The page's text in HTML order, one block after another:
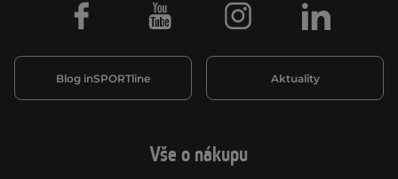
Vše o nákupu
Blog inSPORTline Aktuality
Facebook Youtube Instagram LinkedIn